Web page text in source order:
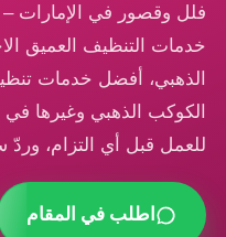
فلل وقصور في الإمارات –
خدمات التنظيف العميق
الذهبي، أفضل خدمات
الكوكب الذهبي وغيرها في
للعمل قبل أي التزام،
اطلب في المقام